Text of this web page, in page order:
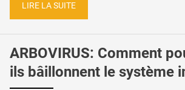
LIRE LA SUITE
ARBOVIRUS: Comment
ils bâillonnent le système